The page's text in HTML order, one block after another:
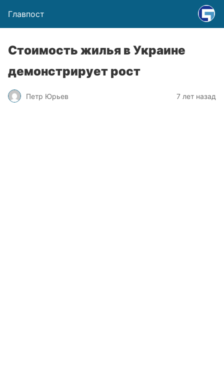
Главпост
Стоимость жилья в Украине
демонстрирует рост
Петр Юрьев 7 лет назад